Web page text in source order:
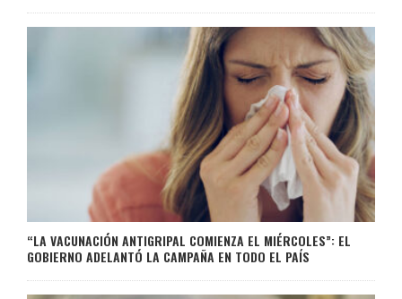
“LA VACUNACIÓN ANTIGRIPAL COMIENZA EL MIÉRCOLES”: EL
GOBIERNO ADELANTÓ LA CAMPAÑA EN TODO EL PAÍS